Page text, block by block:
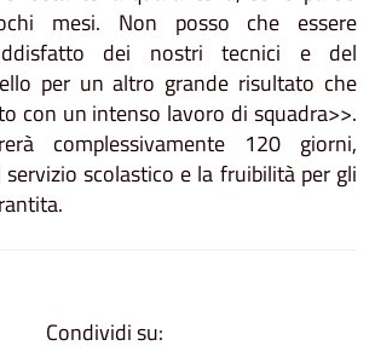
mesi. Non posso che essere
dei nostri tecnici e del
per un altro grande risultato che
con un intenso lavoro di squadra>>.
complessivamente 120 giorni,
scolastico e la fruibilità per gli
Condividi su: